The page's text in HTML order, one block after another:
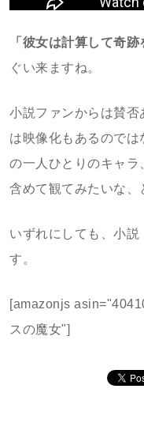
「彼女は計算して奇跡
ぐい来ますね。
小説ファンからは賛
は映像化もあるので
の一人ひとりのキャラ
含めて観てみたいな、
いずれにしても、小説
す。
[amazonjs
スの魔女"]